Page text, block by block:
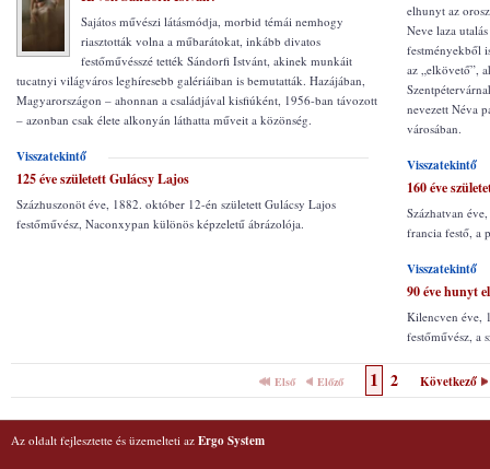
Sajátos művészi látásmódja, morbid témái nemhogy
riasztották volna a műbarátokat, inkább divatos
festőművésszé tették Sándorfi Istvánt, akinek munkáit
tucatnyi világváros leghíresebb galériáiban is bemutatták. Hazájában,
Magyarországon – ahonnan a családjával kisfiúként, 1956-ban távozott
– azonban csak élete alkonyán láthatta műveit a közönség.
Visszatekintő
125 éve született Gulácsy Lajos
Százhuszonöt éve, 1882. október 12-én született Gulácsy Lajos
festőművész, Naconxypan különös képzeletű ábrázolója.
elhunyt az
Neve laza
festményekből
az „elkövető”,
nevezett Néva
városában.
Visszatekintő
160 éve
Százhatvan
francia festő, a
Visszatekintő
90 éve hunyt
Kilencven éve,
festőművész, a
Első Előző 1 2 Következő
Az oldalt fejlesztette és üzemelteti az Ergo System